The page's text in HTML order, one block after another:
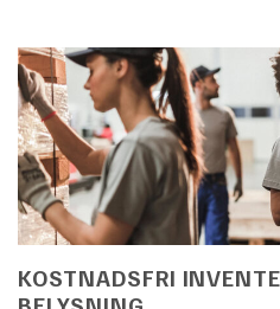
KOSTNADSFRI